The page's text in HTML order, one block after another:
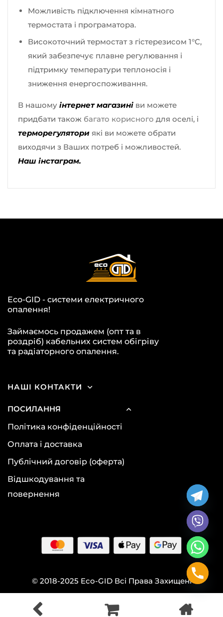
Можливість підключення кімнатного
термостата і програматора.
Високоточний термостат з гістерезисом 1°С,
який забезпечує плавне регулювання і
підтримку температури теплоносія і
зниження енергоспоживання.
В нашому інтернет магазині ви можете
придбати також багато корисного для оселі, і
терморегулятори які ви можете обрати
виходячи з Ваших потреб і можливостей.
Наш інстаграм.
Eco-GID - системи електричного
опалення!
Займаємось продажем (опт та в
роздріб) кабельних систем обігріву
та радіаторного опалення.
НАШІ КОНТАКТИ
ПОСИЛАННЯ
Політика конфіденційності
Оплата і доставка
Публічний договір (оферта)
Відшкодування та
повернення
© 2018-2025 Eco-GID Всі Права Захищені